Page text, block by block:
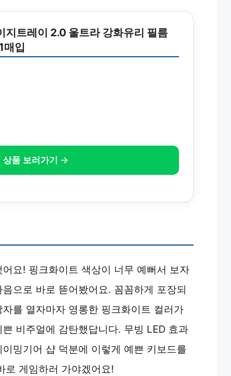
지트레이 2.0 울트라 강화유리 필름
매입
상품 보러가기 →
요! 핑크화이트 색상이 너무 예뻐서 보자
으로 바로 뜯어봤어요. 꼼꼼하게 포장되
를 열자마자 영롱한 핑크화이트 컬러가
비주얼에 감탄했답니다. 무빙 LED 효과
밍기어 샵 덕분에 이렇게 예쁜 키보드를
로 게임하러 가야겠어요!